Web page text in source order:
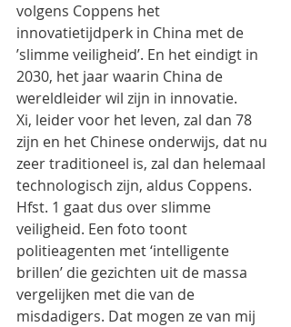
volgens Coppens het
innovatietijdperk in China met de
’slimme veiligheid’. En het eindigt in
2030, het jaar waarin China de
wereldleider wil zijn in innovatie.
Xi, leider voor het leven, zal dan 78
zijn en het Chinese onderwijs, dat nu
zeer traditioneel is, zal dan helemaal
technologisch zijn, aldus Coppens.
Hfst. 1 gaat dus over slimme
veiligheid. Een foto toont
politieagenten met ‘intelligente
brillen’ die gezichten uit de massa
vergelijken met die van de
misdadigers. Dat mogen ze van mij